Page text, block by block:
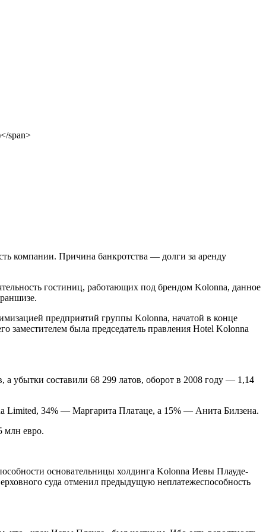
компании. Причина банкротства — долги за аренду
гостиниц, работающих под брендом Kolonna, данное
предприятий группы Kolonna, начатой в конце
заместителем была председатель правления Hotel Kolonna
убытки составили 68 299 латов, оборот в 2008 году — 1,14
Limited, 34% — Маргарита Платаце, а 15% — Анита Билзена.
млн евро.
основательницы холдинга Kolonna Иевы Плауде-
суда отменил предыдущую неплатежеспособность